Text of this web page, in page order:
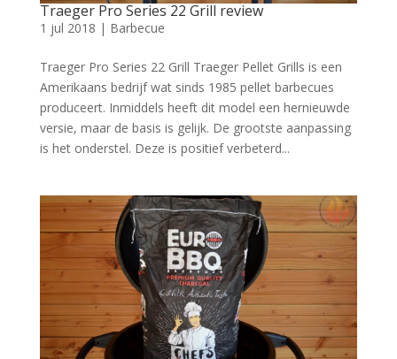
Traeger Pro Series 22 Grill review
1 jul 2018 | Barbecue
Traeger Pro Series 22 Grill Traeger Pellet Grills is een
Amerikaans bedrijf wat sinds 1985 pellet barbecues
produceert. Inmiddels heeft dit model een hernieuwde
versie, maar de basis is gelijk. De grootste aanpassing
is het onderstel. Deze is positief verbeterd...